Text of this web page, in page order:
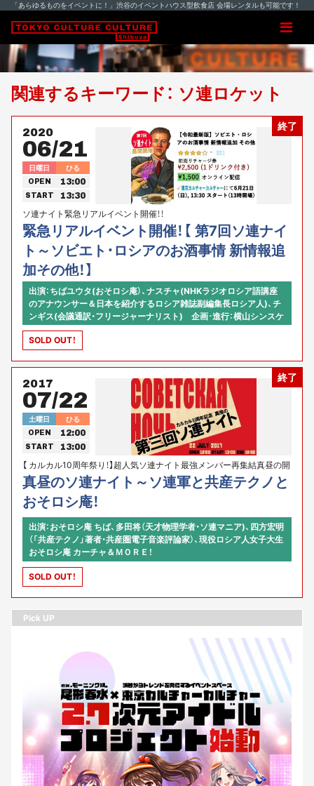
「あらゆるものをイベントに！」渋谷のイベントハウス型飲食店 会場レンタルも可能です！
関連するキーワード： ソ連ロケット
終了
2020
06/21
日曜日 ひる
OPEN 13:00
START 13:30
ソ連ナイト緊急リアルイベント開催！！
緊急リアルイベント開催！【 第7回ソ連ナイ
ト～ソビエト･ロシアのお酒事情 新情報追
加その他！】
出演：ちばユウタ(おそロシ庵）、ナスチャ(NHKラジオロシア語講座
のアナウンサー＆日本を紹介するロシア雑誌副編集長ロシア人)、チ
ンギス(会議通訳・フリージャーナリスト) 企画･進行：横山シンスケ
(カルカル店長チーフP）、ほか！
SOLD OUT！
終了
2017
07/22
土曜日 ひる
OPEN 12:00
START 13:00
【 カルカル10周年祭り！】超人気ソ連ナイト最強メンバー再集結真昼の開
催！
真昼のソ連ナイト～ソ連軍と共産テクノと
おそロシ庵！
出演：おそロシ庵 ちば、多田将（天才物理学者・ソ連マニア)、四方宏明
（「共産テクノ」著者・共産圏電子音楽評論家）、現役ロシア人女子大生
おそロシ庵 カーチャ＆ＭＯＲＥ！
SOLD OUT！
Pick UP